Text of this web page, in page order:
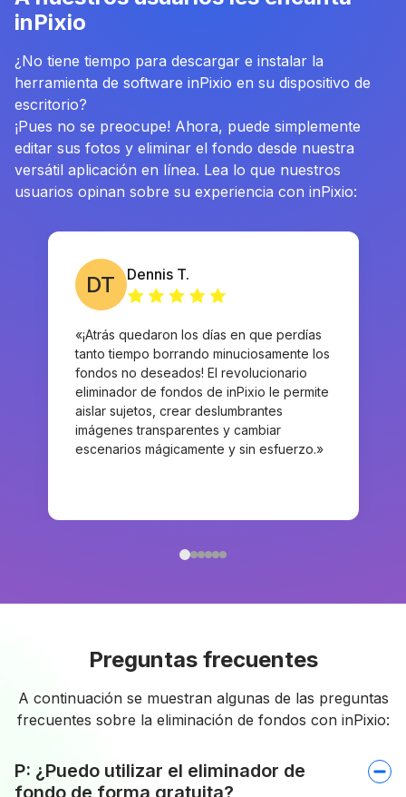
inPixio
¿No tiene tiempo para descargar e instalar la
herramienta de software inPixio en su dispositivo de
escritorio?
¡Pues no se preocupe! Ahora, puede simplemente
editar sus fotos y eliminar el fondo desde nuestra
versátil aplicación en línea. Lea lo que nuestros
usuarios opinan sobre su experiencia con inPixio:
DT Dennis T.
«¡Atrás quedaron los días en que perdías
tanto tiempo borrando minuciosamente los
fondos no deseados! El revolucionario
eliminador de fondos de inPixio le permite
aislar sujetos, crear deslumbrantes
imágenes transparentes y cambiar
escenarios mágicamente y sin esfuerzo.»
Preguntas frecuentes
A continuación se muestran algunas de las preguntas
frecuentes sobre la eliminación de fondos con inPixio:
P: ¿Puedo utilizar el eliminador de